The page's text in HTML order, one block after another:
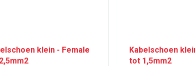
klein - Female
Kabelschoen
tot 1,5mm2